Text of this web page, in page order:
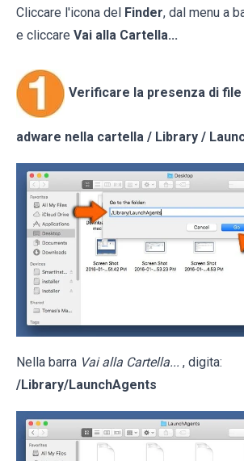
Cliccare l'icona del Finder, dal menu a
e cliccare Vai alla Cartella...
Verificare la presenza di
adware nella cartella / Library /
Nella barra Vai alla Cartella... , digita:
/Library/LaunchAgents